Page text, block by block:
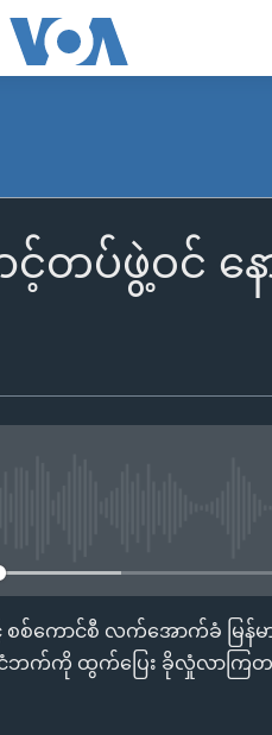
င့်တပ်ဖွဲ့ဝင် န
စ်ကောင်စီ လက်အောက်ခံ မြန်မာ
င်ငံဘက်ကို ထွက်ပြေး ခိုလှုံလာက